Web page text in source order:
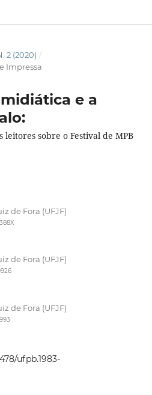
2 (2020) /
Impressa
e a
leitores sobre o Festival de MPB
de Fora (UFJF)
de Fora (UFJF)
de Fora (UFJF)
ufpb.1983-